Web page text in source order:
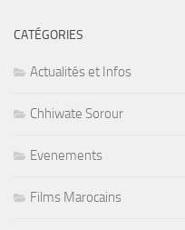
CATÉGORIES
Actualités et Infos
Chhiwate Sorour
Evenements
Films Marocains